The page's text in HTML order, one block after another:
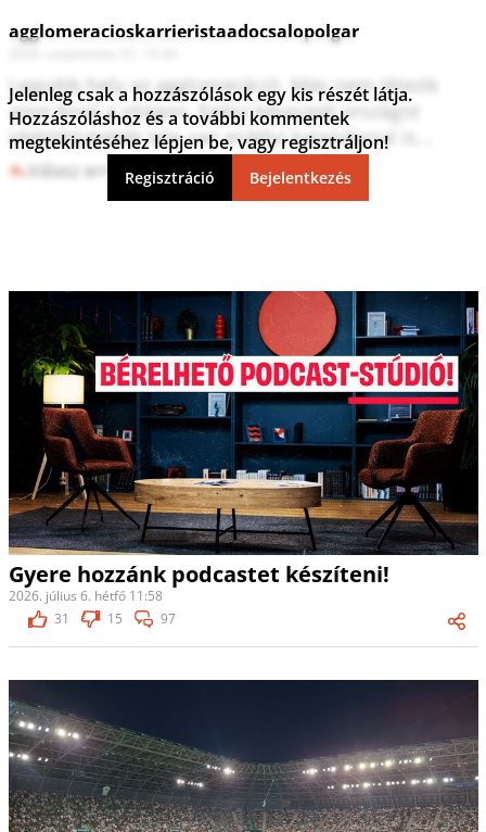
agglomeracioskarrieristaadocsalopolgar
Legjobb hely az agglomeráció. Más nem létezik
azon kivül a világon. Egész kibaszott országot
ideköltöztették tele van erdélyi kalandorral is...
Válasz erre 0 6
Jelenleg csak a hozzászólások egy kis részét látja.
Hozzászóláshoz és a további kommentek
megtekintéséhez lépjen be, vagy regisztráljon!
Regisztráció Bejelentkezés
Gyere hozzánk podcastet készíteni!
2026. július 6. hétfő 11:58
31
15 97